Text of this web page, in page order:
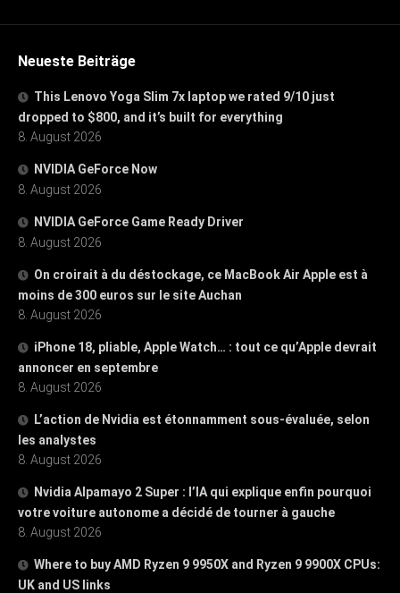
Neueste Beiträge
This Lenovo Yoga Slim 7x laptop we rated 9/10 just
dropped to $800, and it’s built for everything
8. August 2026
NVIDIA GeForce Now
8. August 2026
NVIDIA GeForce Game Ready Driver
8. August 2026
On croirait à du déstockage, ce MacBook Air Apple est à
moins de 300 euros sur le site Auchan
8. August 2026
iPhone 18, pliable, Apple Watch… : tout ce qu’Apple devrait
annoncer en septembre
8. August 2026
L’action de Nvidia est étonnamment sous-évaluée, selon
les analystes
8. August 2026
Nvidia Alpamayo 2 Super : l’IA qui explique enfin pourquoi
votre voiture autonome a décidé de tourner à gauche
8. August 2026
Where to buy AMD Ryzen 9 9950X and Ryzen 9 9900X CPUs:
UK and US links